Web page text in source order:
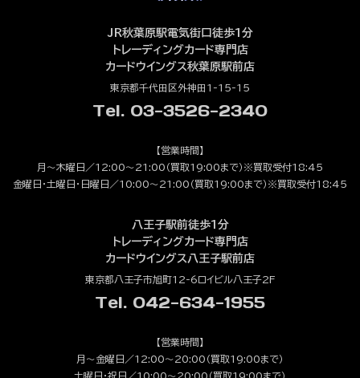
JR秋葉原駅電気街口徒歩1分
トレーディングカード専門店
カードウイングス秋葉原駅前店
東京都千代田区外神田1-15-15
Tel. 03-3526-2340
【営業時間】
月～木曜日／12:00～21:00（買取19:00まで）※買取受付18:45
金曜日・土曜日・日曜日／10:00～21:00（買取19:00まで）※買取受付18:45
八王子駅前徒歩1分
トレーディングカード専門店
カードウイングス八王子駅前店
東京都八王子市旭町12-6ロイビル八王子2F
Tel. 042-634-1955
【営業時間】
月～金曜日／12:00～20:00（買取19:00まで）
土曜日・祝日／10:00～20:00（買取19:00まで）